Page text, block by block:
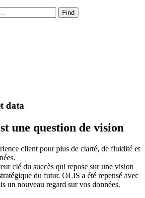
Find
data
une question de vision
client pour plus de clarté, de fluidité et
clé du succès qui repose sur une vision
du futur. OLIS a été repensé avec
un nouveau regard sur vos données.